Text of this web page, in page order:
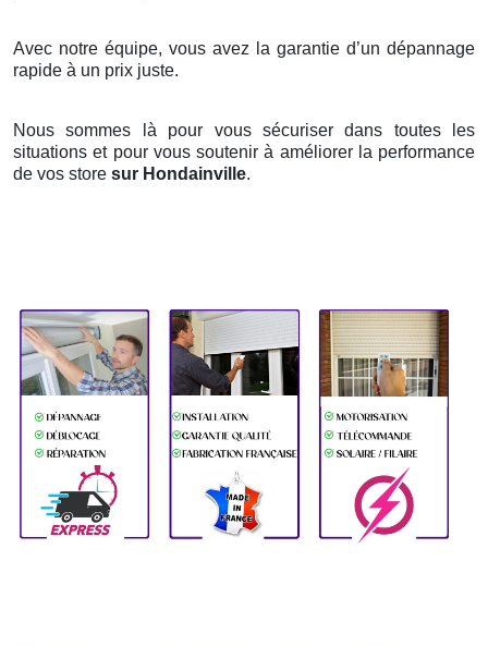
Avec notre équipe, vous avez la garantie d’un dépannage
rapide à un prix juste.
Nous sommes là pour vous sécuriser dans toutes les
situations et pour vous soutenir à améliorer la performance
de vos store sur Hondainville.